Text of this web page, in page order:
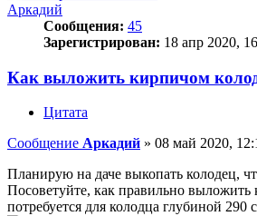
Аркадий
Сообщения: 45
Зарегистрирован: 18 апр 2020,
Как выложить кирпичом
Цитата
Сообщение Аркадий » 08 май 2020,
Планирую на даче выкопать колодец,
Посоветуйте, как правильно
потребуется для колодца глубиной 290